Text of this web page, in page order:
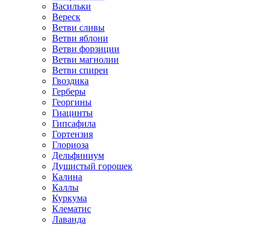
Васильки
Вереск
Ветви сливы
Ветви яблони
Ветви форзиции
Ветви магнолии
Ветви спиреи
Гвоздика
Герберы
Георгины
Гиацинты
Гипсафила
Гортензия
Глориоза
Дельфиниум
Душистый горошек
Калина
Каллы
Куркума
Клематис
Лаванда